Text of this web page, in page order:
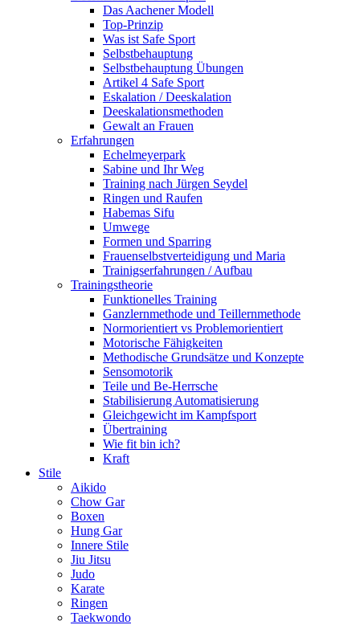
Das Aachener Modell
Top-Prinzip
Was ist Safe Sport
Selbstbehauptung
Selbstbehauptung Übungen
Artikel 4 Safe Sport
Eskalation / Deeskalation
Deeskalationsmethoden
Gewalt an Frauen
Erfahrungen
Echelmeyerpark
Sabine und Ihr Weg
Training nach Jürgen Seydel
Ringen und Raufen
Habemas Sifu
Umwege
Formen und Sparring
Frauenselbstverteidigung und Maria
Trainigserfahrungen / Aufbau
Trainingstheorie
Funktionelles Training
Ganzlernmethode und Teillernmethode
Normorientiert vs Problemorientiert
Motorische Fähigkeiten
Methodische Grundsätze und Konzepte
Sensomotorik
Teile und Be-Herrsche
Stabilisierung Automatisierung
Gleichgewicht im Kampfsport
Übertraining
Wie fit bin ich?
Kraft
Stile
Aikido
Chow Gar
Boxen
Hung Gar
Innere Stile
Jiu Jitsu
Judo
Karate
Ringen
Taekwondo